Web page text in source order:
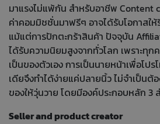
มาแรงไม่แพ้กัน สำหรับอาชีพ Content
ค่าคอมมิชชั่นมาฟรีๆ อาจได้รับโอกาสใ
แม้แต่การปักตะกร้าสินค้า ปัจจุบัน
ได้รับความนิยมสูงจากทั่วโลก เพราะทุก
เป็นของตัวเอง การเป็นนายหน้าเพื่อโป
เดียจึงทำได้ง่ายแค่ปลายนิ้ว ไม่จำเป็น
ของให้วุ่นวาย โดยมีองค์ประกอบหลัก 3
Seller and product creator